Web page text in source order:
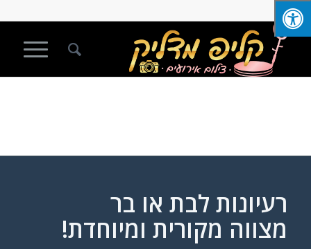
רעיונות לבת או בר
מצווה מקורית ומיוחדת!